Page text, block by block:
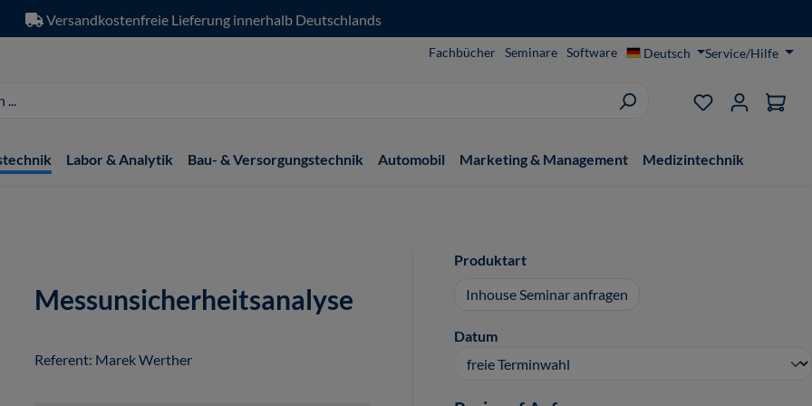
Versandkostenfreie Lieferung innerhalb Deutschlands
Fachbücher Seminare Software Deutsch Service/Hilfe
Du hast 0
Labor & Analytik Bau- & Versorgungstechnik Automobil Marketing & Management Medizintechnik
Messunsicherheitsanalyse
Referent: Marek Werther
Produktartauswählen
Inhouse Seminar anfragen
Datumauswählen